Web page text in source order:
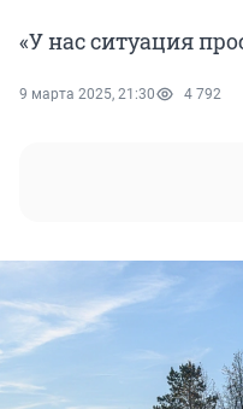
«У нас ситуация
9 марта 2025, 21:30 4 792